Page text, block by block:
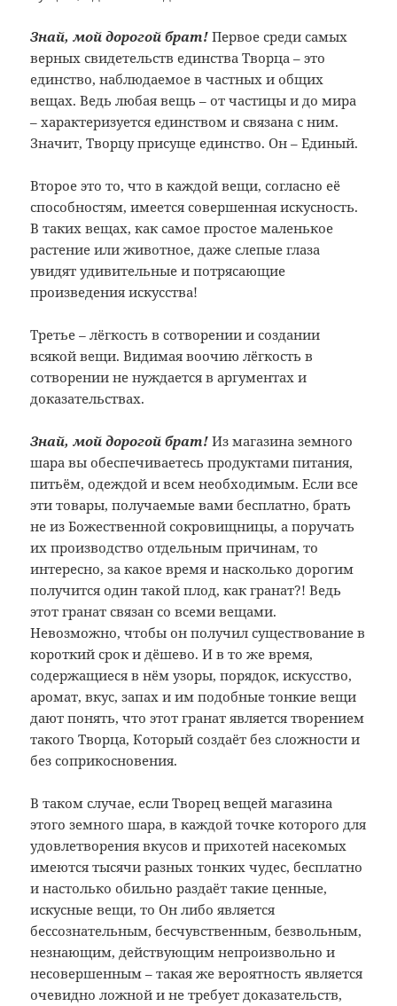
Знай, мой дорогой брат!Первое среди самых
верных свидетельств единства Творца – это
единство, наблюдаемое в частных и общих
вещах. Ведь любая вещь – от частицы и до мира
– характеризуется единством и связана с ним.
Значит, Творцу присуще единство. Он – Единый.
Второе это то, что в каждой вещи, согласно её
способностям, имеется совершенная искусность.
В таких вещах, как самое простое маленькое
растение или животное, даже слепые глаза
увидят удивительные и потрясающие
произведения искусства!
Третье– лёгкость в сотворении и создании
всякой вещи. Видимая воочию лёгкость в
сотворении не нуждается в аргументах и
доказательствах.
Знай, мой дорогой брат! Из магазина земного
шара вы обеспечиваетесь продуктами питания,
питьём, одеждой и всем необходимым. Если все
эти товары, получаемые вами бесплатно, брать
не из Божественной сокровищницы, а поручать
их производство отдельным причинам, то
интересно, за какое время и насколько дорогим
получится один такой плод, как гранат?! Ведь
этот гранат связан со всеми вещами.
Невозможно, чтобы он получил существование в
короткий срок и дёшево. И в то же время,
содержащиеся в нём узоры, порядок, искусство,
аромат, вкус, запах и им подобные тонкие вещи
дают понять, что этот гранат является творением
такого Творца, Который создаёт без сложности и
без соприкосновения.
В таком случае, если Творец вещей магазина
этого земного шара, в каждой точке которого для
удовлетворения вкусов и прихотей насекомых
имеются тысячи разных тонких чудес, бесплатно
и настолько обильно раздаёт такие ценные,
искусные вещи, то Он либо является
бессознательным, бесчувственным, безвольным,
незнающим, действующим непроизвольно и
несовершенным – такая же вероятность является
очевидно ложной и не требует доказательств,